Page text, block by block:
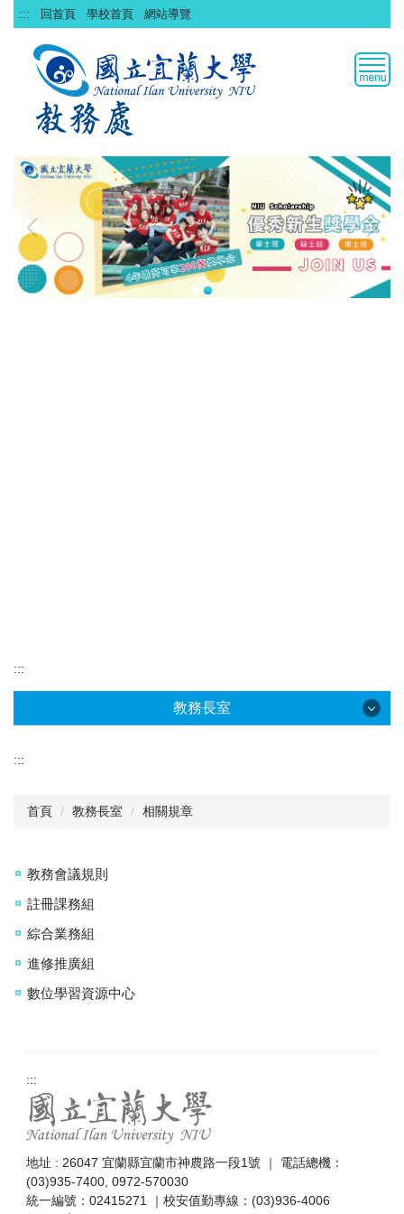
跳
到
::: 回首頁 學校首頁 網站導覽
:::
教務長室
教務長室
表格下載
會議紀錄
歷任教務長
:::
首頁 教務長室 相關規章
教務會議規則
註冊課務組
綜合業務組
進修推廣組
數位學習資源中心
:::
地址 : 26047 宜蘭縣宜蘭市神農路一段1號 ｜ 電話總機：
(03)935-7400, 0972-570030
統一編號：02415271 ｜校安值勤專線：(03)936-4006